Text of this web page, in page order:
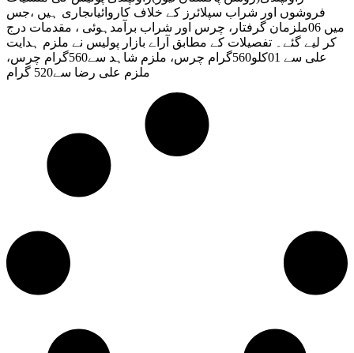
فروشوں اور شراب سپلائرز کے خلاف کاروائیاںجاری ہیں ،جس
میں 06ملزمان گرفتار، چرس اور شراب برآمدہوئی ، مقدمات درج
کر لیے گئے۔ تفصیلات کے مطابق آراے بازار پولیس نے ملزم ہدایت
علی سے 01کلو560گرام چرس، ملزم شاہد سے560گرام چرس،
ملزم علی رضا سے520 گرام